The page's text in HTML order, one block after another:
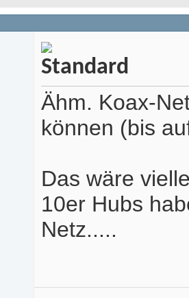
Ähm. Koax-
können (bis
Das wäre
10er Hubs
Netz.....